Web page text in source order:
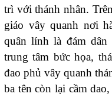
trì với thánh nhân.
giáo vây quanh nơi
quân lính là đám
trung tâm bức họa,
đao phủ vây quanh
ba tên còn lại cầm